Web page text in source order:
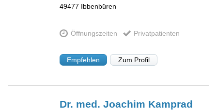
49477 Ibbenbüren
Öffnungszeiten Privatpatienten
Empfehlen Zum Profil
Dr. med. Joachim Kamprad